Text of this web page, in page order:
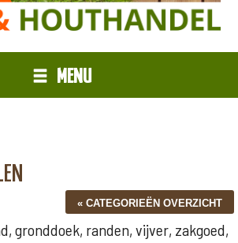
MENU
gronddoek, randen, vijver, zakgoed,